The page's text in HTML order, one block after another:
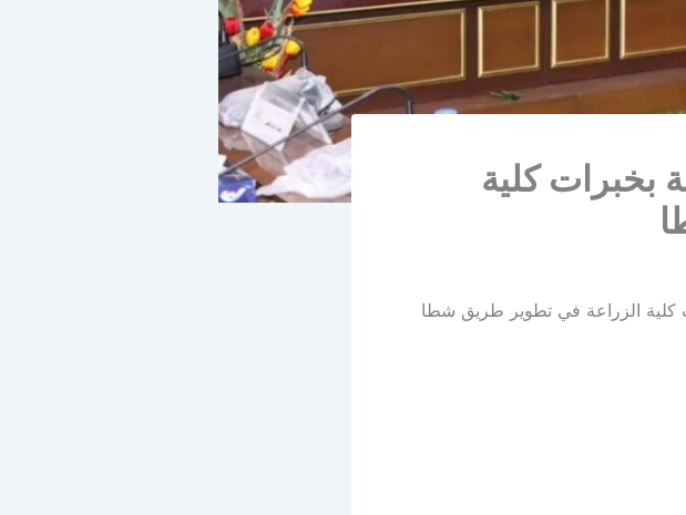
بخبرات كلية
كلية الزراعة في تطوير طريق شطا